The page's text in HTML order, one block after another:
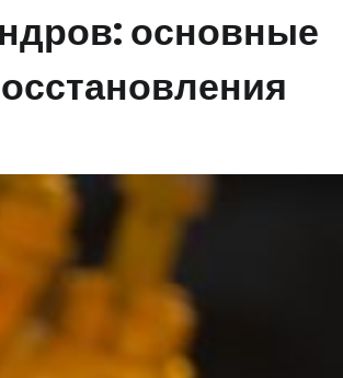
основные